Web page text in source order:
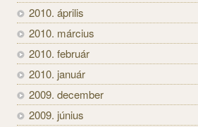
2010. április
2010. március
2010. február
2010. január
2009. december
2009. június